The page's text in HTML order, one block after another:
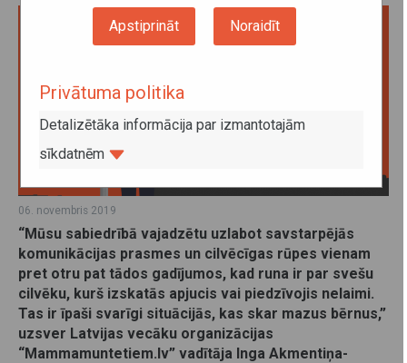
06. novembris 2019
“Mūsu sabiedrībā vajadzētu uzlabot savstarpējās
komunikācijas prasmes un cilvēcīgas rūpes vienam
pret otru pat tādos gadījumos, kad runa ir par svešu
cilvēku, kurš izskatās apjucis vai piedzīvojis nelaimi.
Tas ir īpaši svarīgi situācijās, kas skar mazus bērnus,”
uzsver Latvijas vecāku organizācijas
“Mammamuntetiem.lv” vadītāja Inga Akmentiņa-
Apstiprināt Noraidīt
Privātuma politika
Detalizētāka informācija par izmantotajām
sīkdatnēm